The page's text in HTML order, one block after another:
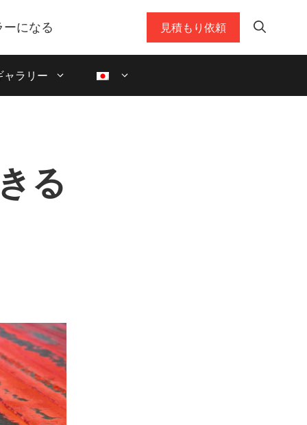
になる 見積もり依頼
ャラリー
る